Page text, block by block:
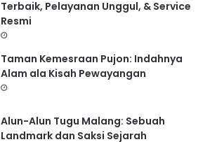
u
Terbaik, Pelayanan Unggul, & Service
Resmi
Taman Kemesraan Pujon: Indahnya
Alam ala Kisah Pewayangan
Alun-Alun Tugu Malang: Sebuah
Landmark dan Saksi Sejarah